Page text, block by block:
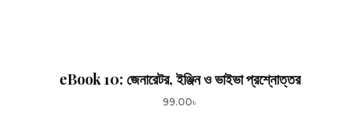
eBook 10: জেনারেটর, ইঞ্জিন ও ভাইভা প্রশ্নোত্তর
99.00৳